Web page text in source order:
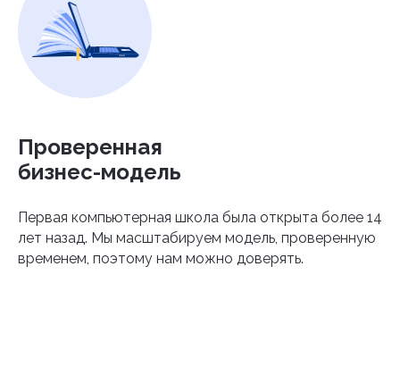
Проверенная
бизнес-модель
Первая компьютерная школа была открыта более 14
лет назад. Мы масштабируем модель, проверенную
временем, поэтому нам можно доверять.